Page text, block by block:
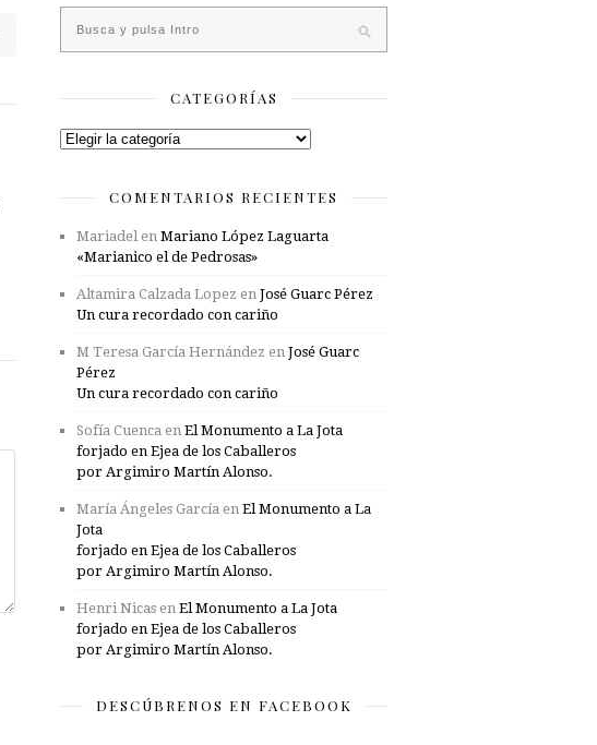
CATEGORÍAS
Categorías
COMENTARIOS RECIENTES
Mariadelen Mariano López Laguarta
«Marianico el de Pedrosas»
Altamira Calzada Lopez en José Guarc Pérez
Un cura recordado con cariño
M Teresa García Hernández en José Guarc
Pérez
Un cura recordado con cariño
Sofía Cuenca en El Monumento a La Jota
forjado en Ejea de los Caballeros
por Argimiro Martín Alonso.
María Ángeles García en El Monumento a La
Jota
forjado en Ejea de los Caballeros
por Argimiro Martín Alonso.
Henri Nicas en El Monumento a La Jota
forjado en Ejea de los Caballeros
por Argimiro Martín Alonso.
DESCÚBRENOS EN FACEBOOK